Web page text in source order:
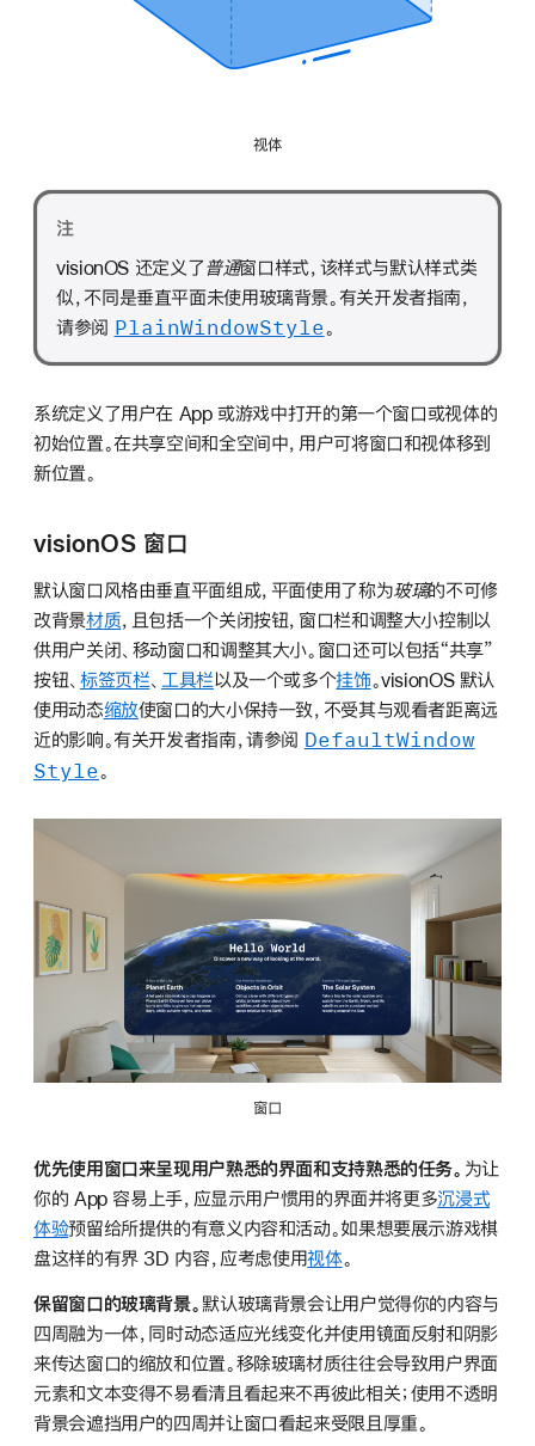
视体
注
visionOS 还定义了普通窗口样式，该样式与默认样式类
似，不同是垂直平面未使用玻璃背景。有关开发者指南，
请参阅 PlainWindowStyle 。
系统定义了用户在 App 或游戏中打开的第一个窗口或视体的
初始位置。在共享空间和全空间中，用户可将窗口和视体移到
新位置。
visionOS 窗口
默认窗口风格由垂直平面组成，平面使用了称为玻璃的不可修
改背景材质，且包括一个关闭按钮，窗口栏和调整大小控制以
供用户关闭、移动窗口和调整其大小。窗口还可以包括“共享”
按钮、 标签页栏、 工具栏以及一个或多个挂饰。visionOS 默认
使用动态缩放使窗口的大小保持一致，不受其与观看者距离远
近的影响。有关开发者指南，请参阅 DefaultWindow
Style 。
窗口
优先使用窗口来呈现用户熟悉的界面和支持熟悉的任务。 为让
你的 App 容易上手，应显示用户惯用的界面并将更多沉浸式
体验预留给所提供的有意义内容和活动。如果想要展示游戏棋
盘这样的有界 3D 内容，应考虑使用视体。
保留窗口的玻璃背景。 默认玻璃背景会让用户觉得你的内容与
四周融为一体，同时动态适应光线变化并使用镜面反射和阴影
来传达窗口的缩放和位置。移除玻璃材质往往会导致用户界面
元素和文本变得不易看清且看起来不再彼此相关；使用不透明
背景会遮挡用户的四周并让窗口看起来受限且厚重。